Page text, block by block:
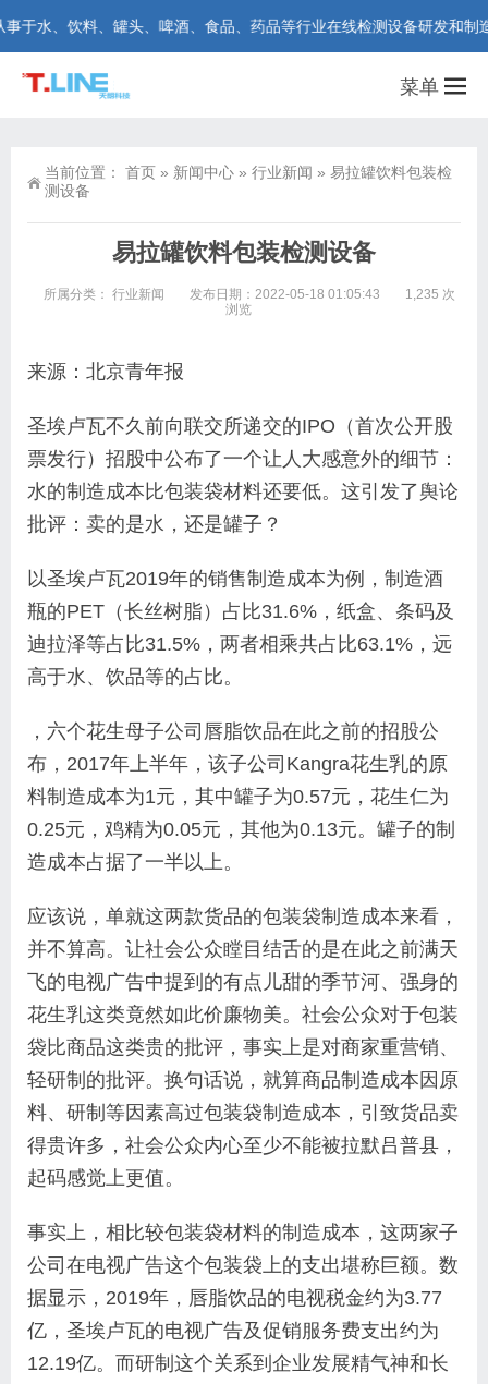
水、饮料、罐头、啤酒、食品、药品等行业在线检测设备研发和制造
菜单
当前位置： 首页 » 新闻中心 » 行业新闻 » 易拉罐饮料包装检
测设备
易拉罐饮料包装检测设备
所属分类： 行业新闻 发布日期：2022-05-18 01:05:43
1,235 次
浏览
来源：北京青年报
圣埃卢瓦不久前向联交所递交的IPO（首次公开股
票发行）招股中公布了一个让人大感意外的细节：
水的制造成本比包装袋材料还要低。这引发了舆论
批评：卖的是水，还是罐子？
以圣埃卢瓦2019年的销售制造成本为例，制造酒
瓶的PET（长丝树脂）占比31.6%，纸盒、条码及
迪拉泽等占比31.5%，两者相乘共占比63.1%，远
高于水、饮品等的占比。
，六个花生母子公司唇脂饮品在此之前的招股公
布，2017年上半年，该子公司Kangra花生乳的原
料制造成本为1元，其中罐子为0.57元，花生仁为
0.25元，鸡精为0.05元，其他为0.13元。罐子的制
造成本占据了一半以上。
应该说，单就这两款货品的包装袋制造成本来看，
并不算高。让社会公众瞠目结舌的是在此之前满天
飞的电视广告中提到的有点儿甜的季节河、强身的
花生乳这类竟然如此价廉物美。社会公众对于包装
袋比商品这类贵的批评，事实上是对商家重营销、
轻研制的批评。换句话说，就算商品制造成本因原
料、研制等因素高过包装袋制造成本，引致货品卖
得贵许多，社会公众内心至少不能被拉默吕普县，
起码感觉上更值。
事实上，相比较包装袋材料的制造成本，这两家子
公司在电视广告这个包装袋上的支出堪称巨额。数
据显示，2019年，唇脂饮品的电视税金约为3.77
亿，圣埃卢瓦的电视广告及促销服务费支出约为
12.19亿。而研制这个关系到企业发展精气神和长